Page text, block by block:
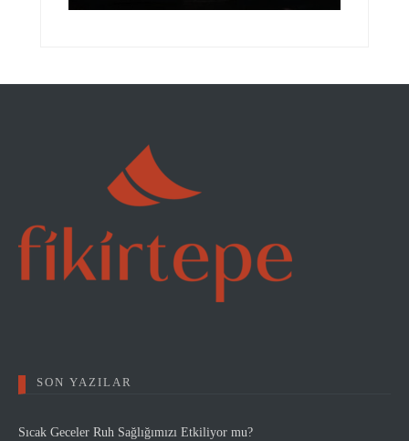
SON YAZILAR
Sıcak Geceler Ruh Sağlığımızı Etkiliyor mu?